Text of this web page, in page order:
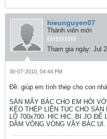
hieunguyen07
Thành viên mới
Tham gia ngày: Jul
30-07-2010, 04:44 PM
Ðề: giúp em tính thép cho con
SẲN MẤY BÁC CHO EM HỎI
KÉO THÉP LIỆN TỤC CHO
LỔ 700x700. HIC HIC. BI JO ĐỂ
DẦM VÒNG VÒNG VẬY BÁC UI.